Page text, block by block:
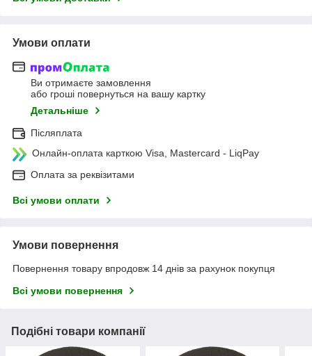
Умови оплати
Ви отримаєте замовлення
або гроші повернуться на вашу картку
Детальніше
Післяплата
Онлайн-оплата карткою Visa, Mastercard - LiqPay
Оплата за реквізитами
Всі умови оплати
Умови повернення
Повернення товару впродовж 14 днів за рахунок покупця
Всі умови повернення
Подібні товари компанії